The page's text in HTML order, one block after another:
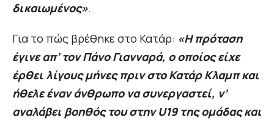
δικαιωμένος».
Για το πώς βρέθηκε στο Κατάρ: «Η πρόταση
έγινε απ’ τον Πάνο Γιανναρά, ο οποίος είχε
έρθει λίγους μήνες πριν στο Κατάρ Κλαμπ και
ήθελε έναν άνθρωπο να συνεργαστεί, ν’
αναλάβει βοηθός του στην U19 της ομάδας και